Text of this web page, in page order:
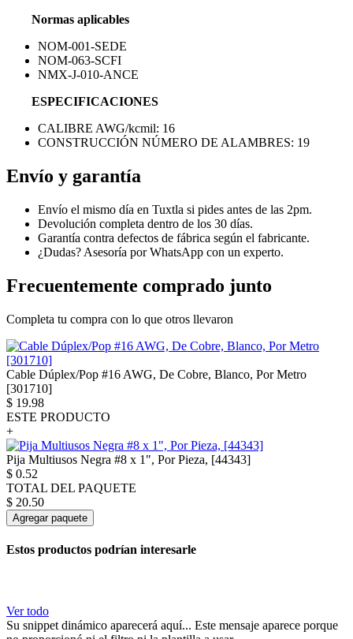
Normas aplicables
NOM-001-SEDE
NOM-063-SCFI
NMX-J-010-ANCE
ESPECIFICACIONES
CALIBRE AWG/kcmil: 16
CONSTRUCCIÓN NÚMERO DE ALAMBRES: 19
Envío y garantía
Envío el mismo día en Tuxtla si pides antes de las 2pm.
Devolución completa dentro de los 30 días.
Garantía contra defectos de fábrica según el fabricante.
¿Dudas? Asesoría por WhatsApp con un experto.
Frecuentemente comprado junto
Completa tu compra con lo que otros llevaron
Cable Dúplex/Pop #16 AWG, De Cobre, Blanco, Por Metro
[301710]
$ 19.98
ESTE PRODUCTO
+
Pija Multiusos Negra #8 x 1", Por Pieza, [44343]
$ 0.52
TOTAL DEL PAQUETE
$ 20.50
Agregar paquete
Estos productos podrían interesarle
Ver todo
Su snippet dinámico aparecerá aquí... Este mensaje aparece porque